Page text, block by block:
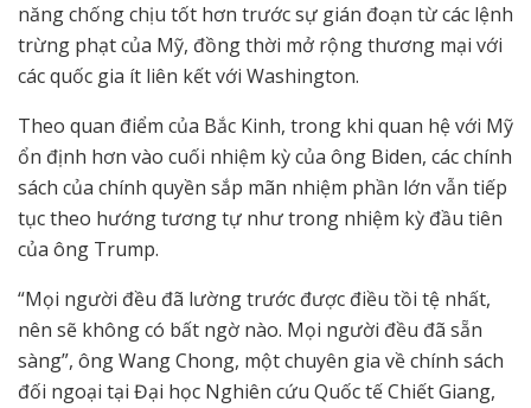
năng chống chịu tốt hơn trước sự gián đoạn từ các lệnh
trừng phạt của Mỹ, đồng thời mở rộng thương mại với
các quốc gia ít liên kết với Washington.
Theo quan điểm của Bắc Kinh, trong khi quan hệ với Mỹ
ổn định hơn vào cuối nhiệm kỳ của ông Biden, các chính
sách của chính quyền sắp mãn nhiệm phần lớn vẫn tiếp
tục theo hướng tương tự như trong nhiệm kỳ đầu tiên
của ông Trump.
“Mọi người đều đã lường trước được điều tồi tệ nhất,
nên sẽ không có bất ngờ nào. Mọi người đều đã sẵn
sàng”, ông Wang Chong, một chuyên gia về chính sách
đối ngoại tại Đại học Nghiên cứu Quốc tế Chiết Giang,